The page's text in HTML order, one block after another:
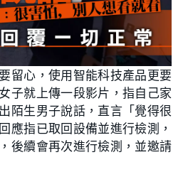
留心，使用智能科技產品更要
子就上傳一段影片，指自己家
陌生男子說話，直言「覺得很
應指已取回設備並進行檢測，
後續會再次進行檢測，並邀請